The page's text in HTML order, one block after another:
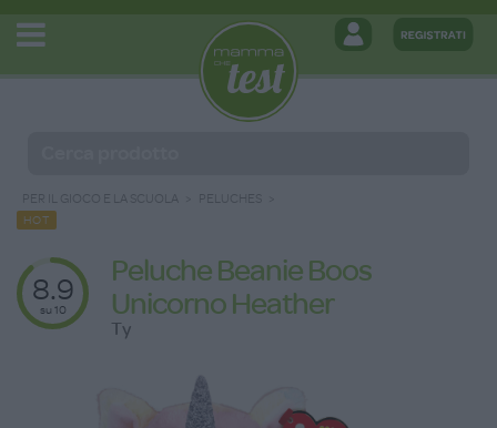
PER IL GIOCO E LA SCUOLA PELUCHES
HOT
8.9
su 10
Peluche Beanie Boos
Unicorno Heather
Ty